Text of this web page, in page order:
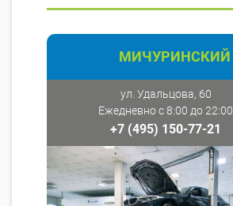
МИЧУРИНСКИЙ
ул. Удальцова, 60
Ежедневно с 8:00 до 22:00
+7 (495) 150-77-21